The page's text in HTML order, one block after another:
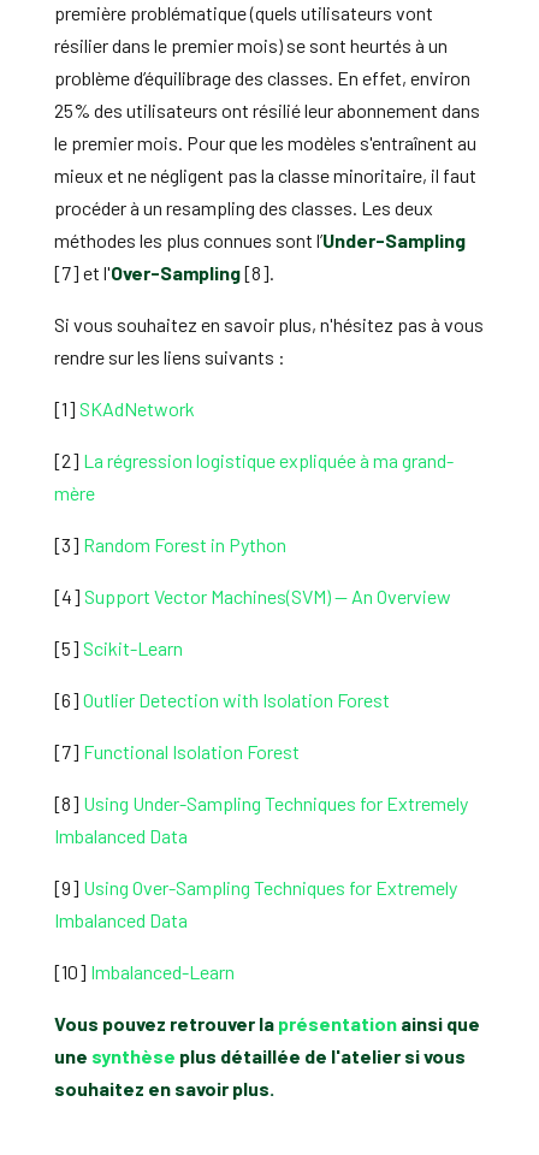
première problématique (quels utilisateurs vont
résilier dans le premier mois) se sont heurtés à un
problème d’équilibrage des classes. En effet, environ
25% des utilisateurs ont résilié leur abonnement dans
le premier mois. Pour que les modèles s'entraînent au
mieux et ne négligent pas la classe minoritaire, il faut
procéder à un resampling des classes. Les deux
méthodes les plus connues sont l’Under-Sampling
[7] et l'Over-Sampling[8].
Si vous souhaitez en savoir plus, n'hésitez pas à vous
rendre sur les liens suivants :
[1] SKAdNetwork
[2] La régression logistique expliquée à ma grand-
mère
[3] Random Forest in Python
[4] Support Vector Machines(SVM) — An Overview
[5] Scikit-Learn
[6] Outlier Detection with Isolation Forest
[7] Functional Isolation Forest
[8] Using Under-Sampling Techniques for Extremely
Imbalanced Data
[9] Using Over-Sampling Techniques for Extremely
Imbalanced Data
[10] Imbalanced-Learn
Vous pouvez retrouver la présentationainsi que
une synthèse plus détaillée de l'atelier si vous
souhaitez en savoir plus.